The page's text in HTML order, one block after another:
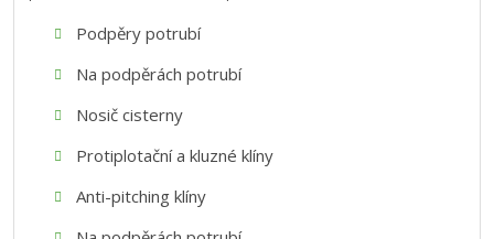
Podpěry potrubí
Na podpěrách potrubí
Nosič cisterny
Protiplotační a kluzné klíny
Anti-pitching klíny